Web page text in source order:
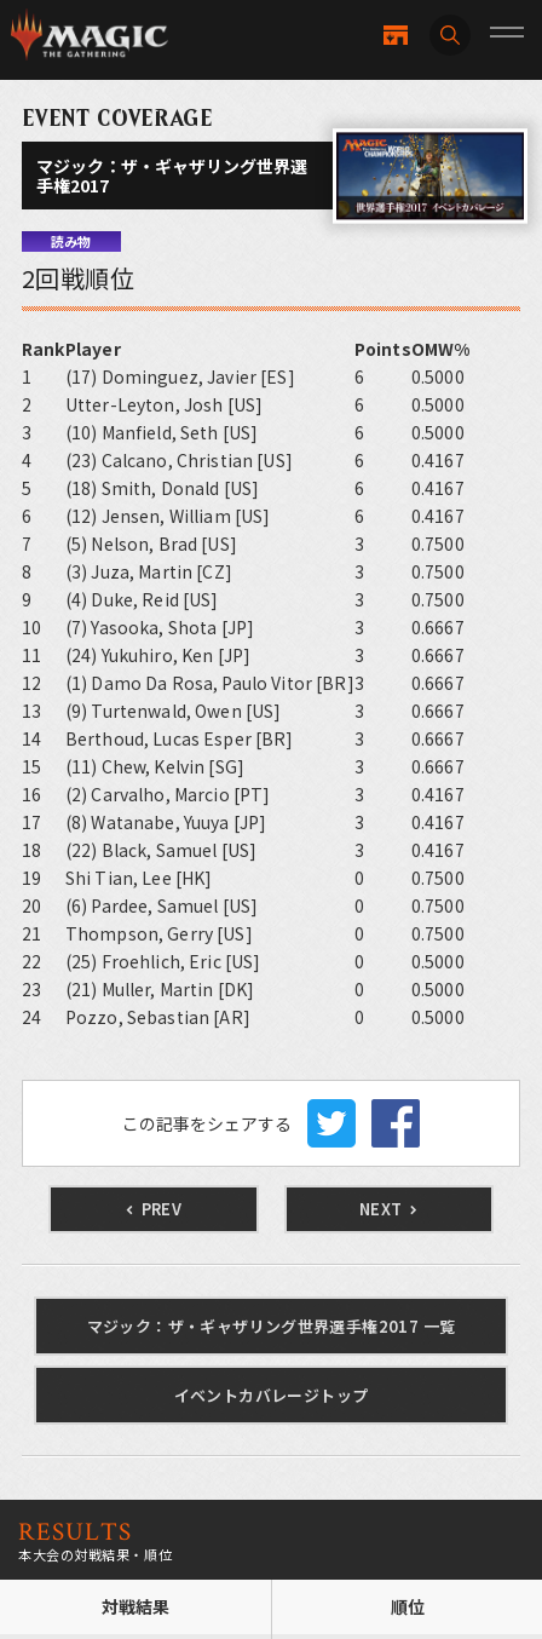
EVENT COVERAGE
マジック：ザ・ギャザリング世界選
手権2017
読み物
2回戦順位
RankPlayer PointsOMW%
1
(17) Dominguez, Javier [ES] 6
0.5000
2
Utter-Leyton, Josh [US] 6
0.5000
3
(10) Manfield, Seth [US] 6
0.5000
4
(23) Calcano, Christian [US] 6
0.4167
5
(18) Smith, Donald [US] 6
0.4167
6
(12) Jensen, William [US] 6
0.4167
7
(5) Nelson, Brad [US] 3
0.7500
8
(3) Juza, Martin [CZ] 3
0.7500
9
(4) Duke, Reid [US] 3
0.7500
10
(7) Yasooka, Shota [JP] 3
0.6667
11
(24) Yukuhiro, Ken [JP] 3
0.6667
12
(1) Damo Da Rosa, Paulo Vitor [BR]3
0.6667
13
(9) Turtenwald, Owen [US] 3
0.6667
14
Berthoud, Lucas Esper [BR] 3
0.6667
15
(11) Chew, Kelvin [SG] 3
0.6667
16
(2) Carvalho, Marcio [PT] 3
0.4167
17
(8) Watanabe, Yuuya [JP] 3
0.4167
18
(22) Black, Samuel [US] 3
0.4167
19
Shi Tian, Lee [HK] 0
0.7500
20
(6) Pardee, Samuel [US] 0
0.7500
21
Thompson, Gerry [US] 0
0.7500
22
(25) Froehlich, Eric [US] 0
0.5000
23
(21) Muller, Martin [DK] 0
0.5000
24
Pozzo, Sebastian [AR] 0 0.5000
この記事をシェアする
PREV NEXT
マジック：ザ・ギャザリング世界選手権2017 一覧
イベントカバレージトップ
RESULTS
本大会の対戦結果・順位
対戦結果 順位